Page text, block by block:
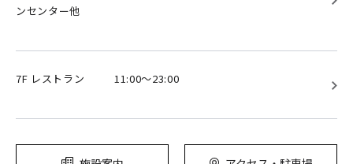
ンセンター他
7F レストラン 11:00～23:00